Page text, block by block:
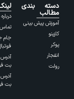
دسته بندی
مطالب
آموزش پیش بینی
کازینو
پوکر
انفجار
رولت
تماس
آدرس
بت
بت